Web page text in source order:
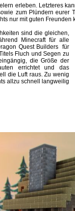
erleben. Letzteres
zum Plündern eurer
nur mit guten Freunden
sind die gleichen,
Minecraft für alle
Quest Builders für
Fluch und Segen zu
die Größe der
errichtet und das
die Luft raus. Zu wenig
allzu schnell langweilig